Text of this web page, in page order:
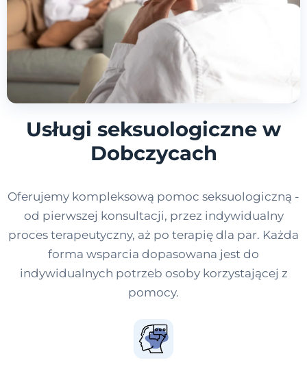
Usługi seksuologiczne w
Dobczycach
Oferujemy kompleksową pomoc seksuologiczną -
od pierwszej konsultacji, przez indywidualny
proces terapeutyczny, aż po terapię dla par. Każda
forma wsparcia dopasowana jest do
indywidualnych potrzeb osoby korzystającej z
pomocy.